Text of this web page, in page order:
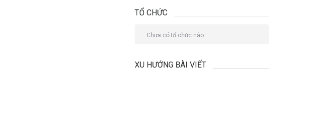
TỔ CHỨC
Chưa có tổ chức nào.
XU HƯỚNG BÀI VIẾT